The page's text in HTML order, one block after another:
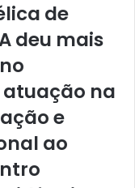
de
deu mais
na
e
ao